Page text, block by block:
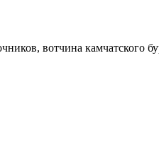
вотчина камчатского